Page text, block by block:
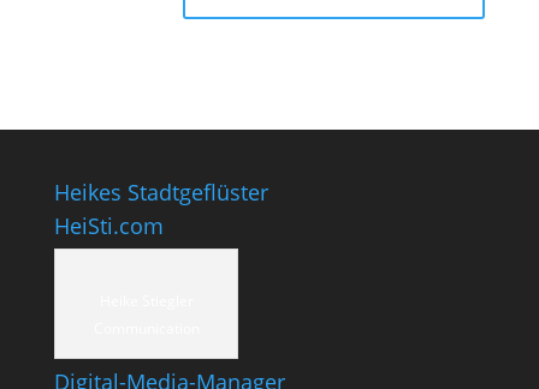
Heikes Stadtgeflüster
HeiSti.com
Digital-Media-Manager